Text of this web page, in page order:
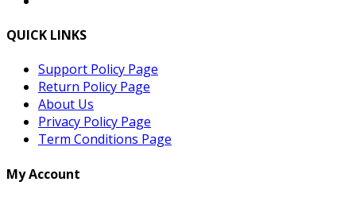
QUICK LINKS
Support Policy Page
Return Policy Page
About Us
Privacy Policy Page
Term Conditions Page
My Account